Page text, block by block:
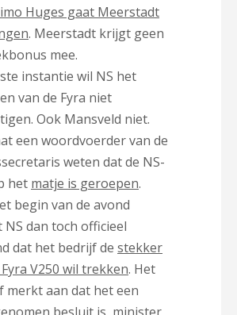
Huges gaat Meerstadt
. Meerstadt krijgt geen
mee.
instantie wil NS het
van de Fyra niet
Ook Mansveld niet.
een woordvoerder van de
weten dat de NS-
het matje is geroepen.
begin van de avond
NS dan toch officieel
dat het bedrijf de stekker
V250 wil trekken. Het
merkt aan dat het een